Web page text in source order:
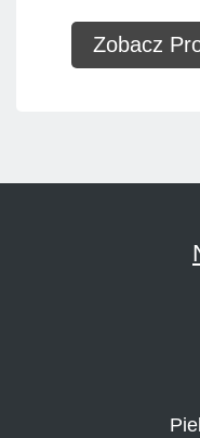
Zobacz